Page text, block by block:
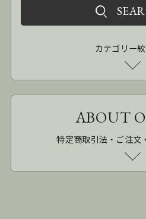
カテゴリー
ABOUT
特定商取引法・ご注文